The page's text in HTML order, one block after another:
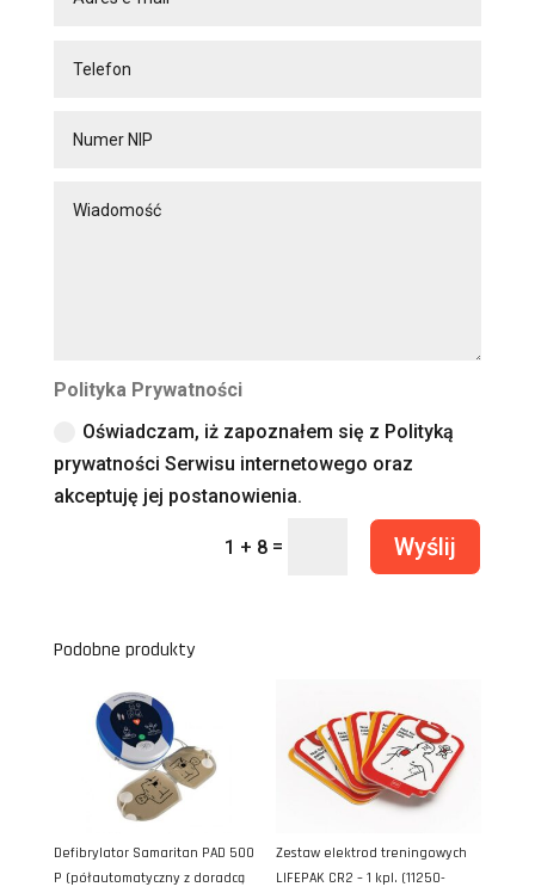
Polityka Prywatności
Oświadczam, iż zapoznałem się z Polityką
prywatności Serwisu internetowego oraz
akceptuję jej postanowienia.
1 + 8 = Wyślij
Podobne produkty
Defibrylator Samaritan PAD 500
P (półautomatyczny z doradcą
Zestaw elektrod treningowych
LIFEPAK CR2 – 1 kpl. (11250-